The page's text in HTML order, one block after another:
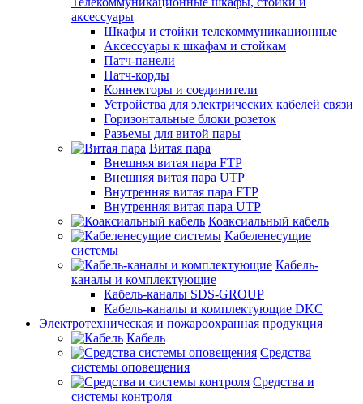
аксессуары
Шкафы и стойки телекоммуникационные
Аксессуары к шкафам и стойкам
Патч-панели
Патч-корды
Коннекторы и соединители
Устройства для электрических кабелей связи
Горизонтальные блоки розеток
Разъемы для витой пары
Витая пара
Внешняя витая пара FTP
Внешняя витая пара UTP
Внутренняя витая пара FTP
Внутренняя витая пара UTP
Коаксиальный кабель
Кабеленесущие
системы
Кабель-
каналы и комплектующие
Кабель-каналы SDS-GROUP
Кабель-каналы и комплектующие DKC
Электротехническая и пожароохранная продукция
Кабель
Средства
системы оповещения
Средства и
системы контроля